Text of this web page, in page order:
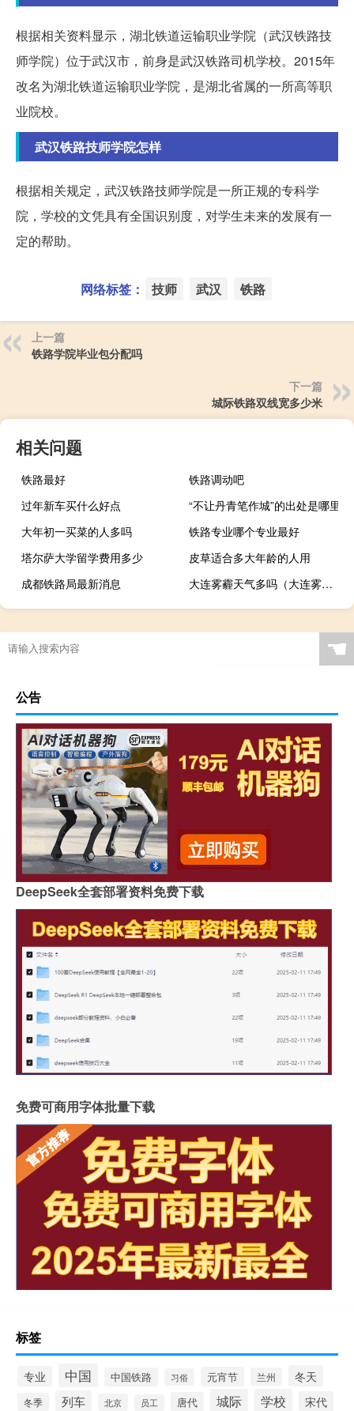
根据相关资料显示，湖北铁道运输职业学院（武汉铁路技
师学院）位于武汉市，前身是武汉铁路司机学校。2015年
改名为湖北铁道运输职业学院，是湖北省属的一所高等职
业院校。
武汉铁路技师学院怎样
根据相关规定，武汉铁路技师学院是一所正规的专科学
院，学校的文凭具有全国识别度，对学生未来的发展有一
定的帮助。
网络标签： 技师 武汉 铁路
上一篇
铁路学院毕业包分配吗
下一篇
城际铁路双线宽多少米
相关问题
铁路最好
铁路调动吧
过年新车买什么好点
“不让丹青笔作城”的出处是哪里
大年初一买菜的人多吗
铁路专业哪个专业最好
塔尔萨大学留学费用多少
皮草适合多大年龄的人用
成都铁路局最新消息
大连雾霾天气多吗（大连雾霾）
☚
公告
DeepSeek全套部署资料免费下载
免费可商用字体批量下载
标签
专业 中国 中国铁路 习俗 元宵节 兰州 冬天
冬季 列车 北京 员工 唐代 城际 学校 宋代